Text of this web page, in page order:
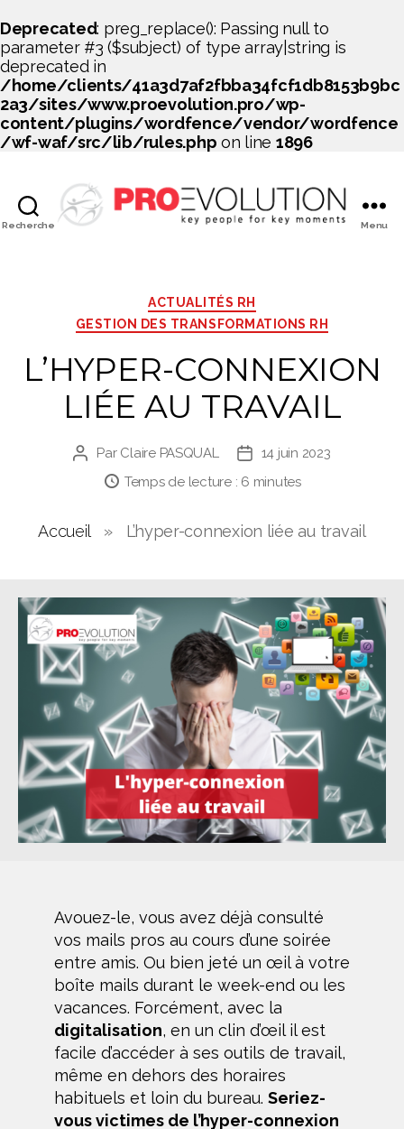
Deprecated: preg_replace(): Passing null to
parameter #3 ($subject) of type array|string is
deprecated in
/home/clients/41a3d7af2fbba34fcf1db8153b9bc
2a3/sites/www.proevolution.pro/wp-
content/plugins/wordfence/vendor/wordfence
/wf-waf/src/lib/rules.php on line 1896
Recherche Menu
Catégories
ACTUALITÉS RH
GESTION DES TRANSFORMATIONS RH
L’HYPER-CONNEXION
LIÉE AU TRAVAIL
Auteur
l’article
Par Claire PASQUAL
Date
de
14 juin 2023
Temps de lecture : 6 minutes
Accueil » L’hyper-connexion liée au travail
Avouez-le, vous avez déjà consulté
vos mails pros au cours d’une soirée
entre amis. Ou bien jeté un œil à votre
boîte mails durant le week-end ou les
vacances. Forcément, avec la
digitalisation, en un clin d’œil il est
facile d’accéder à ses outils de travail,
même en dehors des horaires
habituels et loin du bureau. Seriez-
vous victimes de l’hyper-connexion